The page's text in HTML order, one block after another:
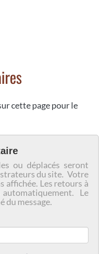
cette page pour le
ou déplacés seront
du site. Votre
affichée. Les retours à
Le
du message.